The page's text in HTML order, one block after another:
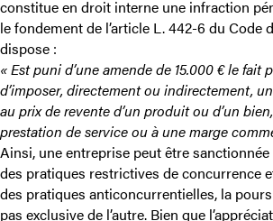
constitue en droit interne une infraction
le fondement de l’article L. 442-6 du Code
dispose :
« Est puni d’une amende de 15.000 € le fait
d’imposer, directement ou indirectement,
au prix de revente d’un produit ou d’un
prestation de service ou à une marge
Ainsi, une entreprise peut être
des pratiques restrictives de concurrence
des pratiques anticoncurrentielles, la
pas exclusive de l’autre. Bien que